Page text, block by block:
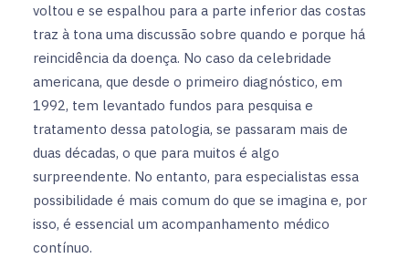
voltou e se espalhou para a parte inferior das costas
traz à tona uma discussão sobre quando e porque há
reincidência da doença. No caso da celebridade
americana, que desde o primeiro diagnóstico, em
1992, tem levantado fundos para pesquisa e
tratamento dessa patologia, se passaram mais de
duas décadas, o que para muitos é algo
surpreendente. No entanto, para especialistas essa
possibilidade é mais comum do que se imagina e, por
isso, é essencial um acompanhamento médico
contínuo.